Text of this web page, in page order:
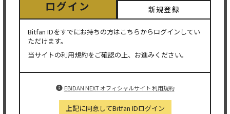
ログイン 新規登録
Bitfan IDをすでにお持ちの方はこちらからログインしてい
ただけます。
当サイトの利用規約をご確認の上、お進みください。
EBiDAN NEXT オフィシャルサイト 利用規約
上記に同意してBitfan IDログイン